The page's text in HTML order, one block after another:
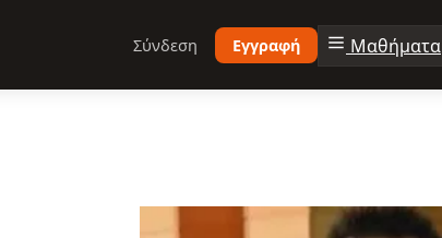
Σύνδεση Εγγραφή Μαθήματα